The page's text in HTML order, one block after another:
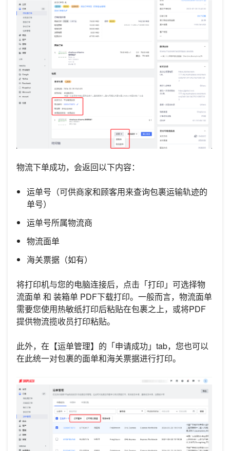
物流下单成功，会返回以下内容：
运单号（可供商家和顾客用来查询包裹运输轨迹的
单号）
运单号所属物流商
物流面单
海关票据（如有）
将打印机与您的电脑连接后，点击「打印」可选择物
流面单 和 装箱单 PDF下载打印。一般而言，物流面单
需要您使用热敏纸打印后粘贴在包裹之上，或将PDF
提供物流揽收员打印粘贴。
此外，在【运单管理】的「申请成功」tab，您也可以
在此统一对包裹的面单和海关票据进行打印。